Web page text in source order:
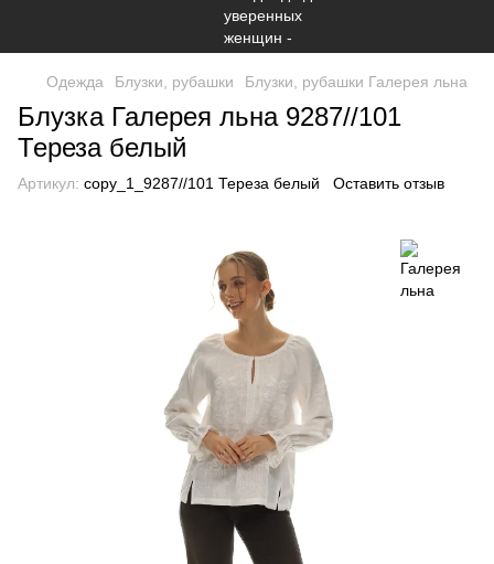
Одежда Блузки, рубашки Блузки, рубашки Галерея льна
Блузка Галерея льна 9287//101
Тереза белый
Артикул: copy_1_9287//101 Тереза белый Оставить отзыв